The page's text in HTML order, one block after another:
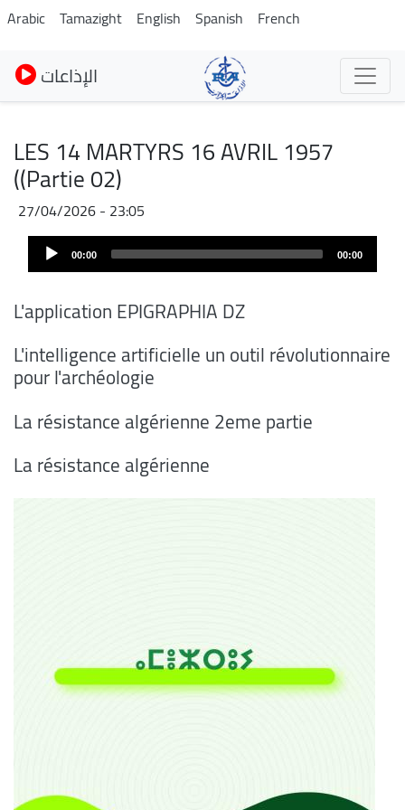
Skip
to
main
content
Arabic Tamazight English Spanish French
الإذاعات
LES 14 MARTYRS 16 AVRIL 1957
((Partie 02)
27/04/2026 - 23:05
Audio
Player 00:00 00:00
L'application EPIGRAPHIA DZ
L'intelligence artificielle un outil révolutionnaire
pour l'archéologie
La résistance algérienne 2eme partie
La résistance algérienne